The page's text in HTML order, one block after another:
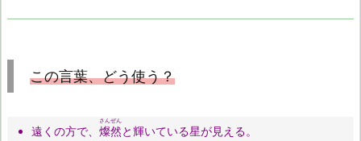
この言葉、どう使う？
遠くの方で、 燦然
さんぜん
と輝いている星が見える。